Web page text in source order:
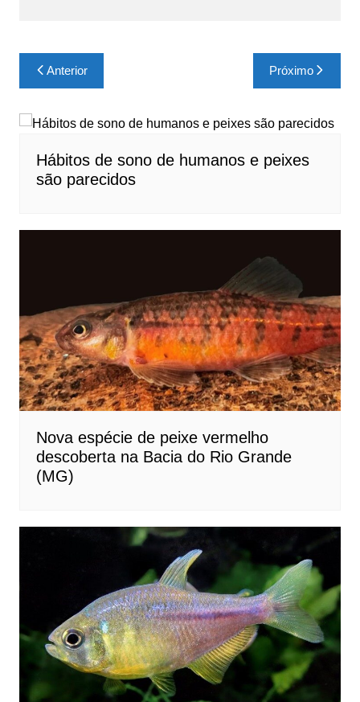
Navegação
de
Post
Anterior Próximo
Hábitos de sono de humanos e peixes
são parecidos
Nova espécie de peixe vermelho
descoberta na Bacia do Rio Grande
(MG)